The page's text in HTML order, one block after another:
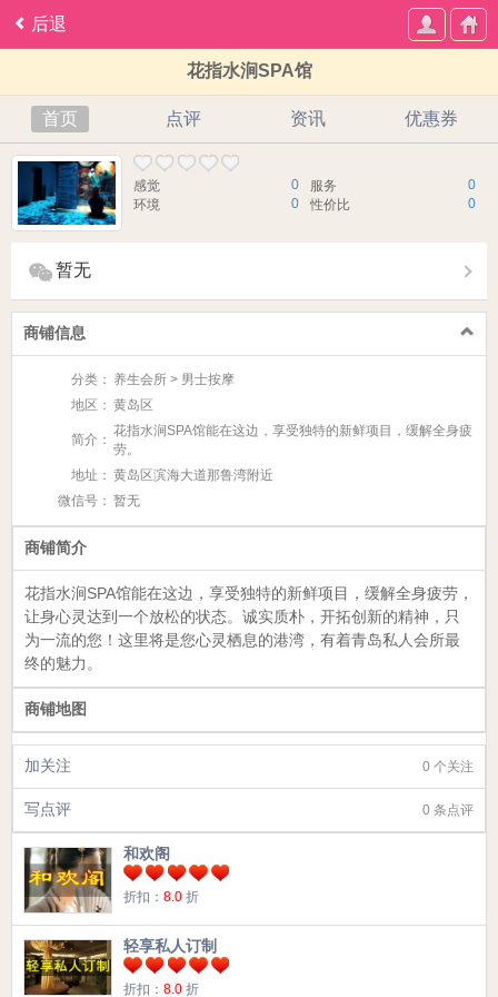
后退
花指水涧SPA馆
首页 点评 资讯 优惠券
0
感觉 0
服务
0
环境 0
性价比
暂无
商铺信息
分类： 养生会所 > 男士按摩
地区： 黄岛区
简介：
花指水涧SPA馆能在这边，享受独特的新鲜项目，缓解全身疲
劳。
地址： 黄岛区滨海大道那鲁湾附近
微信号： 暂无
商铺简介
花指水涧SPA馆能在这边，享受独特的新鲜项目，缓解全身疲劳，
让身心灵达到一个放松的状态。诚实质朴，开拓创新的精神，只
为一流的您！这里将是您心灵栖息的港湾，有着青岛私人会所最
终的魅力。
商铺地图
0 个关注
加关注
0 条点评
写点评
和欢阁
折扣： 8.0 折
轻享私人订制
折扣： 8.0 折